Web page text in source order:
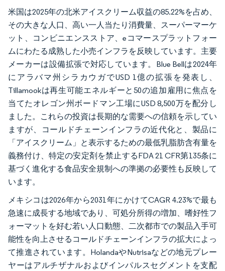
米国は2025年の北米アイスクリーム収益の85.22%を占め、
その大きな人口、高い一人当たり消費量、スーパーマーケ
ット、コンビニエンスストア、eコマースプラットフォー
ムにわたる成熟した小売インフラを反映しています。主要
メーカーは設備拡張で対応しています。Blue Bellは2024年
にアラバマ州シラカウガでUSD 1億の拡張を発表し、
Tillamookは再生可能エネルギーと50の追加雇用に焦点を
当てたオレゴン州ボードマン工場にUSD 8,500万を配分し
ました。これらの投資は長期的な需要への信頼を示してい
ますが、コールドチェーンインフラの近代化と、製品に
「アイスクリーム」と表示するための最低乳脂肪含有量を
義務付け、特定の安定剤を禁止するFDA 21 CFR第135条に
基づく進化する食品安全規制への準拠の必要性も反映して
います。
メキシコは2026年から2031年にかけてCAGR 4.23%で最も
急速に成長する地域であり、可処分所得の増加、嗜好性フ
ォーマットを好む若い人口動態、二次都市での製品入手可
能性を向上させるコールドチェーンインフラの拡大によっ
て推進されています。HolandaやNutrisaなどの地元プレー
ヤーはアルチザナルおよびインパルスセグメントを支配